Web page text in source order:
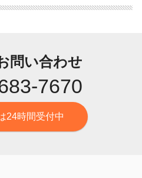
問い合わせ
7670
24時間受付中